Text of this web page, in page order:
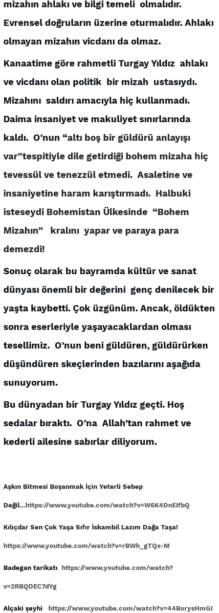
mizahın ahlakı ve bilgi temeli olmalıdır.
Evrensel doğruların üzerine oturmalıdır. Ahlakı
olmayan mizahın vicdanı da olmaz.
Kanaatime göre rahmetli Turgay Yıldız ahlakı
ve vicdanı olan politik bir mizah ustasıydı.
Mizahını saldırı amacıyla hiç kullanmadı.
Daima insaniyet ve makuliyet sınırlarında
kaldı. O’nun “altı boş bir güldürü anlayışı
var”tespitiyle dile getirdiği bohem mizaha hiç
tevessül ve tenezzül etmedi. Asaletine ve
insaniyetine haram karıştırmadı. Halbuki
isteseydi Bohemistan Ülkesinde “Bohem
Mizahın” kralını yapar ve paraya para
demezdi!
Sonuç olarak bu bayramda kültür ve sanat
dünyası önemli bir değerini genç denilecek bir
yaşta kaybetti. Çok üzgünüm. Ancak, öldükten
sonra eserleriyle yaşayacaklardan olması
tesellimiz. O’nun beni güldüren, güldürürken
düşündüren skeçlerinden bazılarını aşağıda
sunuyorum.
Bu dünyadan bir Turgay Yıldız geçti. Hoş
sedalar bıraktı. O’na Allah’tan rahmet ve
kederli ailesine sabırlar diliyorum.
Aşkın Bitmesi Boşanmak İçin Yeterli Sebep
Değil... https://www.youtube.com/watch?v=W6K4DnEIfbQ
Kılıçdar Sen Çok Yaşa Sıfır İskambil Lazım Dağa Taşa!
https://www.youtube.com/watch?v=rBWh_gTQx-M
Badegan tarikatı https://www.youtube.com/watch?
v=2RBQDEC7dYg
Alçaki şeyhi https://www.youtube.com/watch?v=44BorysHmGI